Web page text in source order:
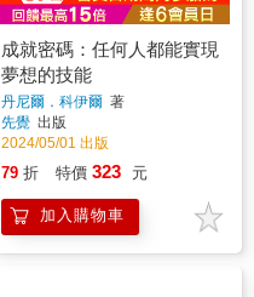
成就密碼：任何人都能實現
夢想的技能
丹尼爾．科伊爾 著
先覺 出版
2024/05/01 出版
79 折 特價 323 元
加入購物車